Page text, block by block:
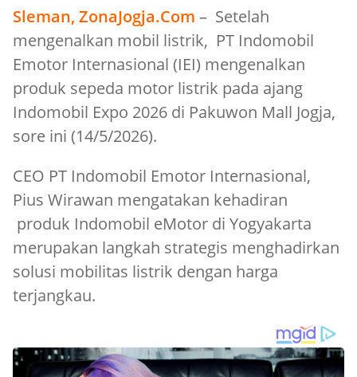
Sleman, ZonaJogja.Com – Setelah
mengenalkan mobil listrik, PT Indomobil
Emotor Internasional (IEI) mengenalkan
produk sepeda motor listrik pada ajang
Indomobil Expo 2026 di Pakuwon Mall Jogja,
sore ini (14/5/2026).
CEO PT Indomobil Emotor Internasional,
Pius Wirawan mengatakan kehadiran
produk Indomobil eMotor di Yogyakarta
merupakan langkah strategis menghadirkan
solusi mobilitas listrik dengan harga
terjangkau.